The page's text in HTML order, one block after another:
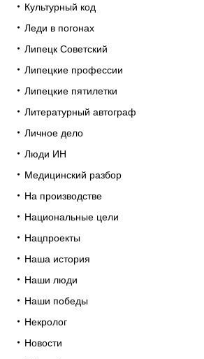
Культурный код
Леди в погонах
Липецк Советский
Липецкие профессии
Липецкие пятилетки
Литературный автограф
Личное дело
Люди ИН
Медицинский разбор
На производстве
Национальные цели
Нацпроекты
Наша история
Наши люди
Наши победы
Некролог
Новости